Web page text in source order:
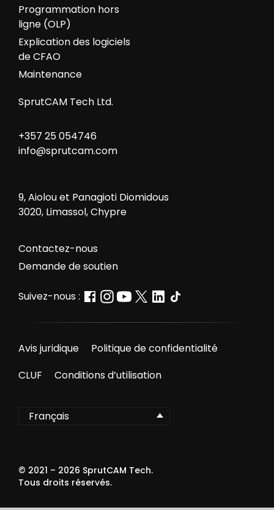
Programmation hors
ligne (OLP)
Explication des logiciels
de CFAO
Maintenance
SprutCAM Tech Ltd.
+357 25 054746
info@sprutcam.com
9, Aiolou et Panagioti Diomidous
3020, Limassol, Chypre
Contactez-nous
Demande de soutien
Suivez-nous :
Avis juridique
Politique de confidentialité
CLUF
Conditions d’utilisation
Français
© 2021 – 2026 SprutCAM Tech.
Tous droits réservés.